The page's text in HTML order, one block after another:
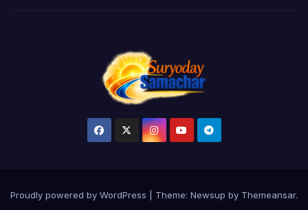
Proudly powered by WordPress Theme: Newsup by Themeansar.